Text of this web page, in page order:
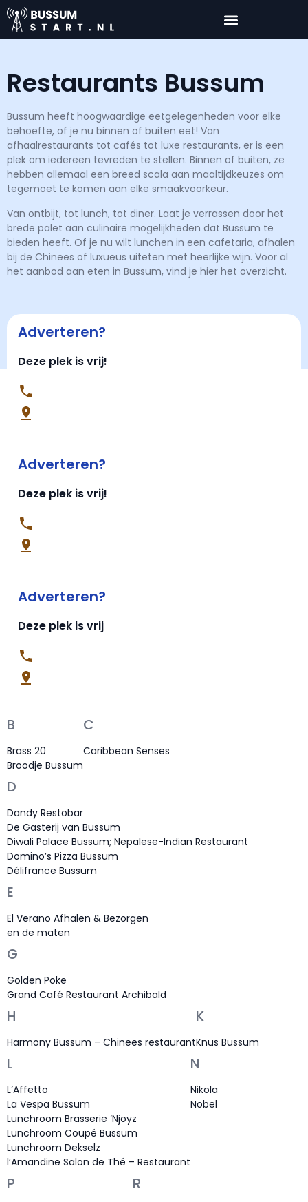
Restaurants Bussum
Bussum heeft hoogwaardige eetgelegenheden voor elke
behoefte, of je nu binnen of buiten eet! Van
afhaalrestaurants tot cafés tot luxe restaurants, er is een
plek om iedereen tevreden te stellen. Binnen of buiten, ze
hebben allemaal een breed scala aan maaltijdkeuzes om
tegemoet te komen aan elke smaakvoorkeur.
Van ontbijt, tot lunch, tot diner. Laat je verrassen door het
brede palet aan culinaire mogelijkheden dat Bussum te
bieden heeft. Of je nu wilt lunchen in een cafetaria, afhalen
bij de Chinees of luxueus uiteten met heerlijke wijn. Voor al
het aanbod aan eten in Bussum, vind je hier het overzicht.
Adverteren?
Deze plek is vrij!
Adverteren?
Deze plek is vrij!
Adverteren?
Deze plek is vrij
B
Brass 20
Broodje Bussum
C
Caribbean Senses
D
Dandy Restobar
De Gasterij van Bussum
Diwali Palace Bussum; Nepalese-Indian Restaurant
Domino’s Pizza Bussum
Délifrance Bussum
E
El Verano Afhalen & Bezorgen
en de maten
G
Golden Poke
Grand Café Restaurant Archibald
H
Harmony Bussum – Chinees restaurant
K
Knus Bussum
L
L’Affetto
La Vespa Bussum
Lunchroom Brasserie ‘Njoyz
Lunchroom Coupé Bussum
Lunchroom Dekselz
l’Amandine Salon de Thé – Restaurant
N
Nikola
Nobel
P R